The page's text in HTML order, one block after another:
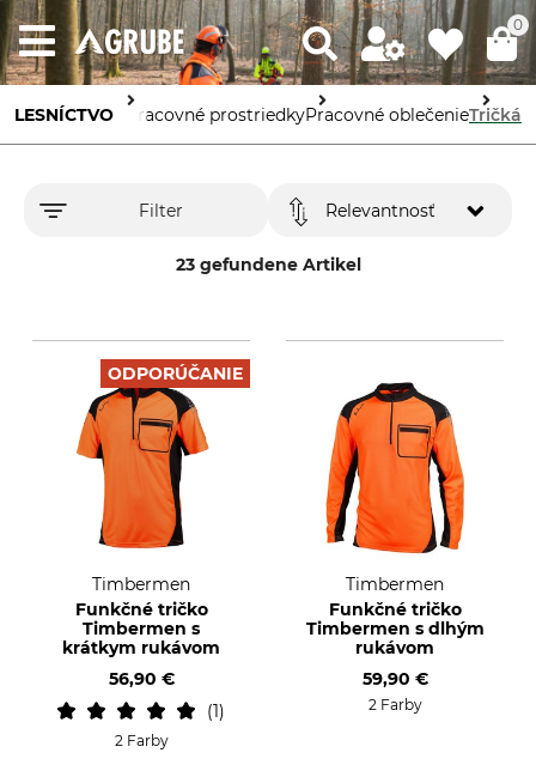
0
LESNÍCTVO
Ochranné pracovné prostriedkyPracovné oblečenieTričká
Filter
23 gefundene Artikel
Relevantnosť
ODPORÚČANIE
Timbermen
Funkčné tričko
Timbermen s
krátkym rukávom
56,90 €
1
2 Farby
Timbermen
Funkčné tričko
Timbermen s dlhým
rukávom
59,90 €
2 Farby